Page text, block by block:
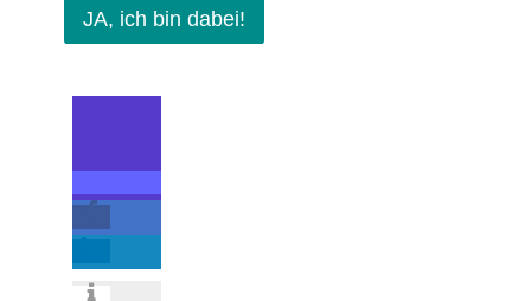
JA, ich bin dabei!